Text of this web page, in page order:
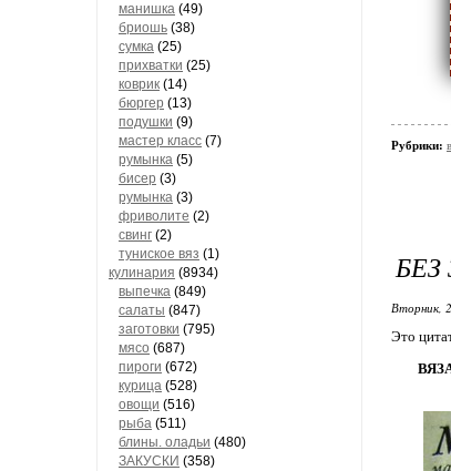
манишка (49)
бриошь (38)
сумка (25)
прихватки (25)
коврик (14)
бюргер (13)
подушки (9)
мастер класс (7)
румынка (5)
бисер (3)
румынка (3)
фриволите (2)
свинг (2)
туниское вяз (1)
кулинария (8934)
выпечка (849)
салаты (847)
заготовки (795)
мясо (687)
пироги (672)
курица (528)
овощи (516)
рыба (511)
блины. оладьи (480)
ЗАКУСКИ (358)
Рубрики:
Вторник,
Это